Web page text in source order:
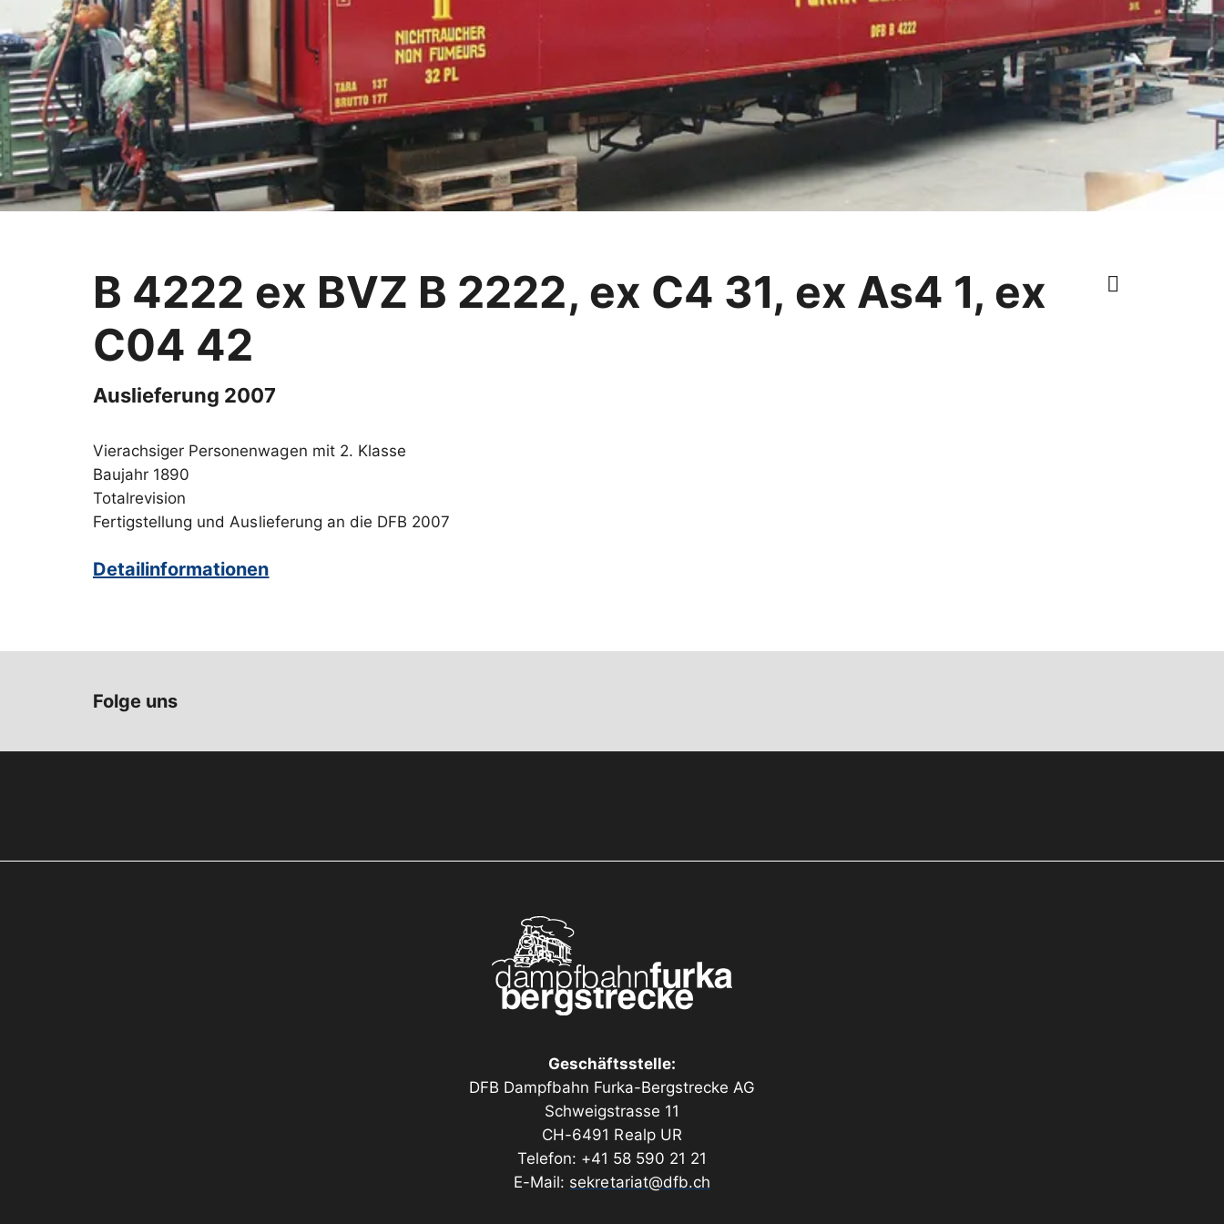
B 4222 ex BVZ B 2222, ex C4 31, ex As4 1, ex
C04 42
Auslieferung 2007
Vierachsiger Personenwagen mit 2. Klasse
Baujahr 1890
Totalrevision
Fertigstellung und Auslieferung an die DFB 2007
Detailinformationen
Folge uns
Geschäftsstelle:
DFB Dampfbahn Furka-Bergstrecke AG
Schweigstrasse 11
CH-6491 Realp UR
Telefon: +41 58 590 21 21
E-Mail: sekretariat@dfb.ch